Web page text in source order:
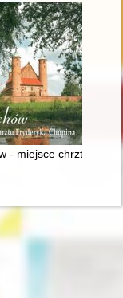
- miejsce chrztu
i powstańcy